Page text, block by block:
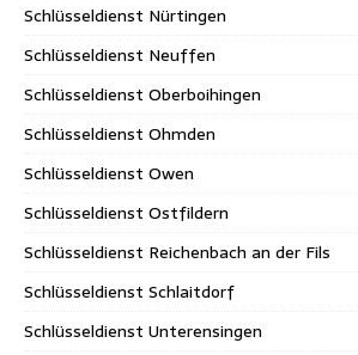
Schlüsseldienst Nürtingen
Schlüsseldienst Neuffen
Schlüsseldienst Oberboihingen
Schlüsseldienst Ohmden
Schlüsseldienst Owen
Schlüsseldienst Ostfildern
Schlüsseldienst Reichenbach an der Fils
Schlüsseldienst Schlaitdorf
Schlüsseldienst Unterensingen